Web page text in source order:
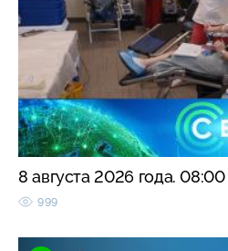
8 августа 2026 года. 08:00
999